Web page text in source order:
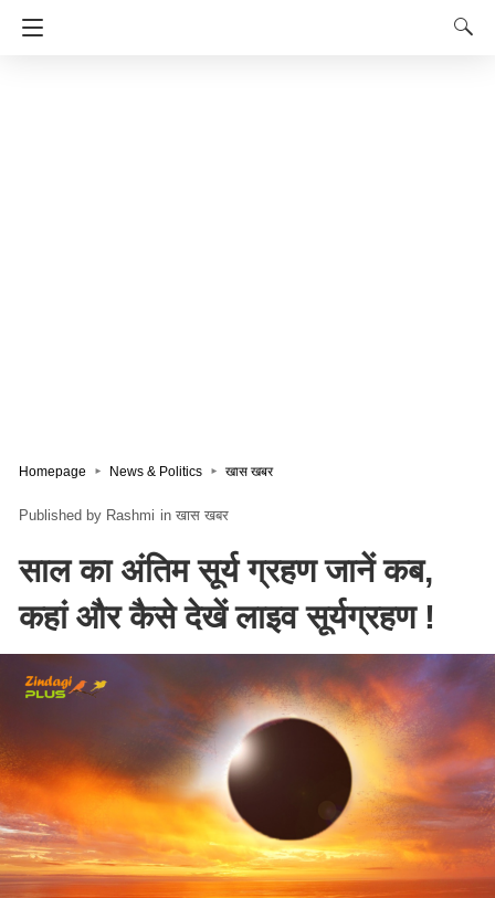
Homepage News & Politics खास खबर
Rashmi in खास खबर
साल का अंतिम सूर्य ग्रहण जानें कब,
कहां और कैसे देखें लाइव सूर्यग्रहण !